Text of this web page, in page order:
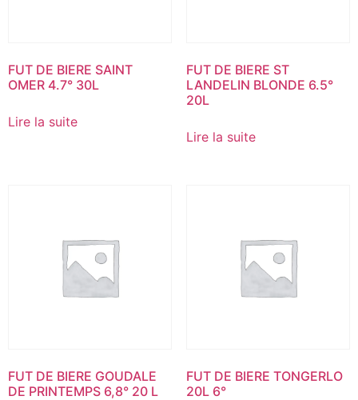
FUT DE BIERE SAINT
OMER 4.7° 30L
Lire la suite
FUT DE BIERE ST
LANDELIN BLONDE 6.5°
20L
Lire la suite
FUT DE BIERE GOUDALE
DE PRINTEMPS 6,8° 20 L
FUT DE BIERE TONGERLO
20L 6°